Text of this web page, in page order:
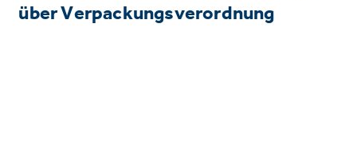
über Verpackungsverordnung